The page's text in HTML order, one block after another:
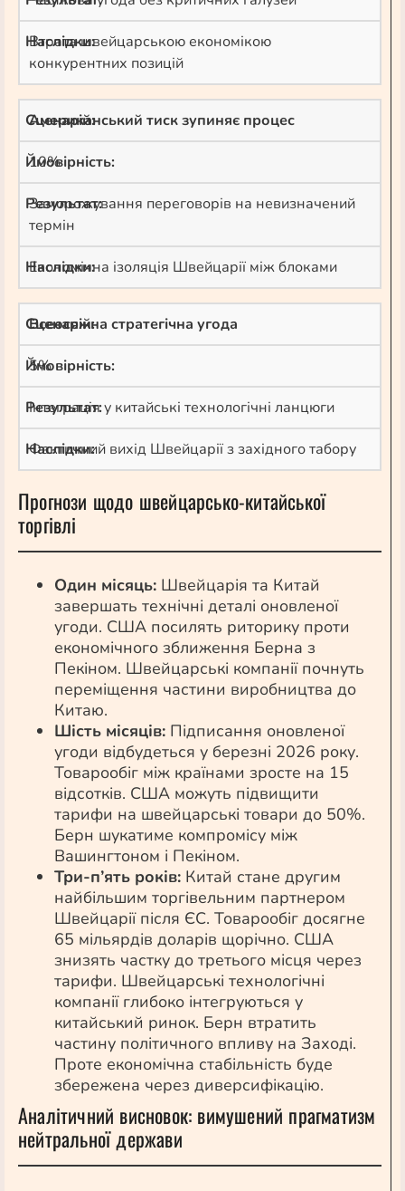
Втрата швейцарською економікою
конкурентних позицій
Американський тиск зупиняє процес
10%
Заморожування переговорів на невизначений
термін
Економічна ізоляція Швейцарії між блоками
Всеосяжна стратегічна угода
5%
Інтеграція у китайські технологічні ланцюги
Фактичний вихід Швейцарії з західного табору
Прогнози щодо швейцарсько-китайської
торгівлі
Один місяць: Швейцарія та Китай
завершать технічні деталі оновленої
угоди. США посилять риторику проти
економічного зближення Берна з
Пекіном. Швейцарські компанії почнуть
переміщення частини виробництва до
Китаю.
Шість місяців: Підписання оновленої
угоди відбудеться у березні 2026 року.
Товарообіг між країнами зросте на 15
відсотків. США можуть підвищити
тарифи на швейцарські товари до 50%.
Берн шукатиме компромісу між
Вашингтоном і Пекіном.
Три-п’ять років: Китай стане другим
найбільшим торгівельним партнером
Швейцарії після ЄС. Товарообіг досягне
65 мільярдів доларів щорічно. США
знизять частку до третього місця через
тарифи. Швейцарські технологічні
компанії глибоко інтегруються у
китайський ринок. Берн втратить
частину політичного впливу на Заході.
Проте економічна стабільність буде
збережена через диверсифікацію.
Аналітичний висновок: вимушений прагматизм
нейтральної держави